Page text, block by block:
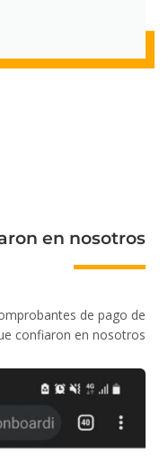
en nosotros
de pago de
confiaron en nosotros